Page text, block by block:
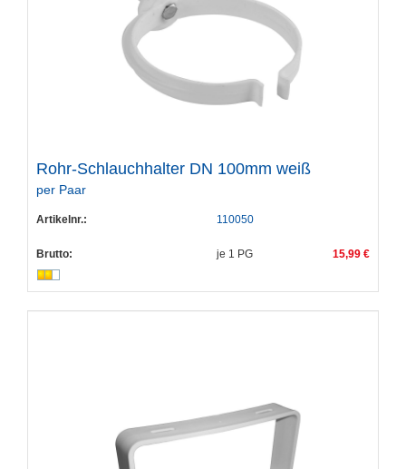
Rohr-Schlauchhalter DN 100mm weiß
per Paar
Artikelnr.: 110050
Brutto: je 1 PG 15,99 €